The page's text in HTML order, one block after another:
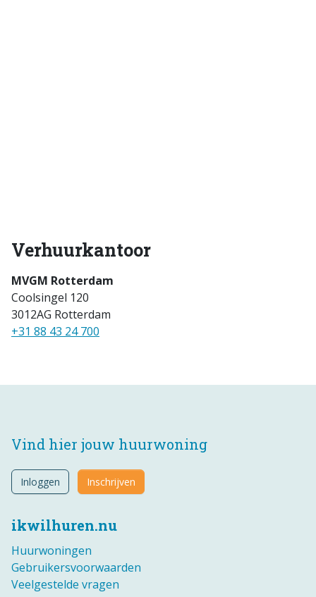
Verhuurkantoor
MVGM Rotterdam
Coolsingel 120
3012AG Rotterdam
+31 88 43 24 700
ikwilhuren.nu
Huurwoningen
Gebruikersvoorwaarden
Veelgestelde vragen
Vind hier jouw huurwoning
Inloggen Inschrijven